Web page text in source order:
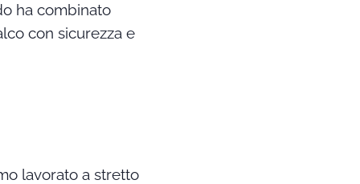
ha combinato
con sicurezza e
lavorato a stretto